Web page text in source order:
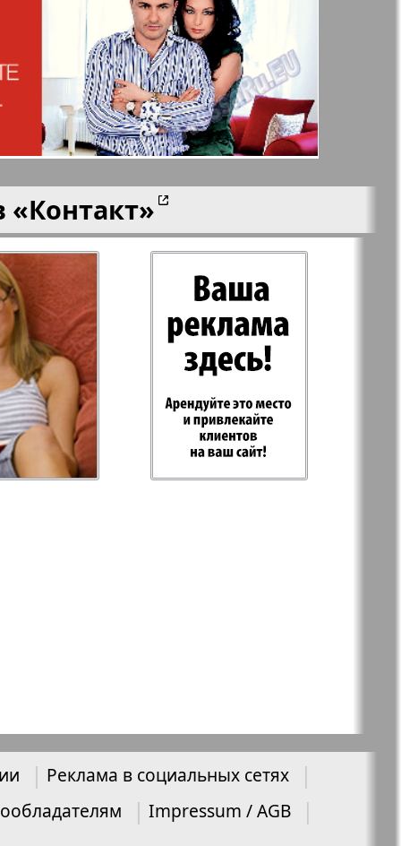
Наш мир
Норд
Районка-Nord-Ost-
Bremen-NRW
Редакция Берлин
Рубеж
Хоттабыч
Эрудит-MIX
«Контакт»
Реклама в социальных сетях
Impressum / AGB